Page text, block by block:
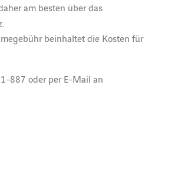
am besten über das
beinhaltet die Kosten für
887 oder per E-Mail an